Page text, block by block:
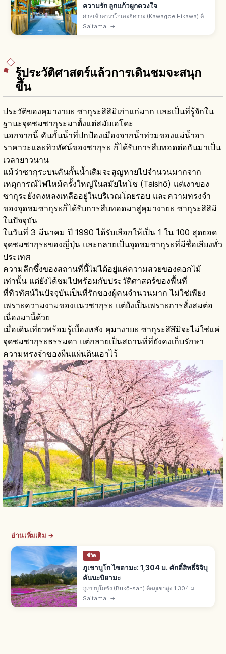
ความรัก ลูกแก้วผูกดวงใจ
ศาลเจ้าคาวาโกเอะฮิคาวะ (Kawagoe Hikawa) คือ
ศาลเจ้าย่านมิยาชิตะโจ เมืองคาวาโกเอะ จ.ไซตามะ
Saitama →
รู้ประวัติศาสตร์แล้วการเดินชมจะสนุก
ขึ้น
ประวัติของคุมางายะ ซากุระสึสึมิเก่าแก่มาก และเป็นที่รู้จักใน
ฐานะจุดชมซากุระมาตั้งแต่สมัยเอโดะ
นอกจากนี้ คันกั้นน้ำที่ปกป้องเมืองจากน้ำท่วมของแม่น้ำอา
ราคาวะและทิวทัศน์ของซากุระ ก็ได้รับการสืบทอดต่อกันมาเป็น
เวลายาวนาน
แม้ว่าซากุระบนคันกั้นน้ำเดิมจะสูญหายไปจำนวนมากจาก
เหตุการณ์ไฟไหม้ครั้งใหญ่ในสมัยไทโช (Taishō) แต่เงาของ
ซากุระยังคงหลงเหลืออยู่ในบริเวณโดยรอบ และความทรงจำ
ของจุดชมซากุระก็ได้รับการสืบทอดมาสู่คุมางายะ ซากุระสึสึมิ
ในปัจจุบัน
ในวันที่ 3 มีนาคม ปี 1990 ได้รับเลือกให้เป็น 1 ใน 100 สุดยอด
จุดชมซากุระของญี่ปุ่น และกลายเป็นจุดชมซากุระที่มีชื่อเสียงทั่ว
ประเทศ
ความลึกซึ้งของสถานที่นี้ไม่ได้อยู่แค่ความสวยของดอกไม้
เท่านั้น แต่ยังได้ชมไปพร้อมกับประวัติศาสตร์ของพื้นที่
ที่ทิวทัศน์ในปัจจุบันเป็นที่รักของผู้คนจำนวนมาก ไม่ใช่เพียง
เพราะความงามของแนวซากุระ แต่ยังเป็นเพราะการสั่งสมต่อ
เนื่องมานี้ด้วย
เมื่อเดินเที่ยวพร้อมรู้เบื้องหลัง คุมางายะ ซากุระสึสึมิจะไม่ใช่แค่
จุดชมซากุระธรรมดา แต่กลายเป็นสถานที่ที่ยังคงเก็บรักษา
ความทรงจำของผืนแผ่นดินเอาไว้
อ่านเพิ่มเติม →
ชีวิต
ภูเขาบูโก ไซตามะ: 1,304 ม. ศักดิ์สิทธิ์จิจิบุ
คันนะบิยามะ
ภูเขาบูโกซัง (Bukō-san) คือภูเขาสูง 1,304 ม.
คร่อมเมืองจิจิบุและโยโกเสะ จ.ไซตามะ เหมืองหินปูน
Saitama →